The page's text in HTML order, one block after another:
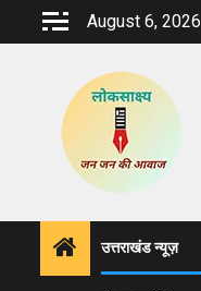
August 6, 2026
उत्तराखंड न्यूज़